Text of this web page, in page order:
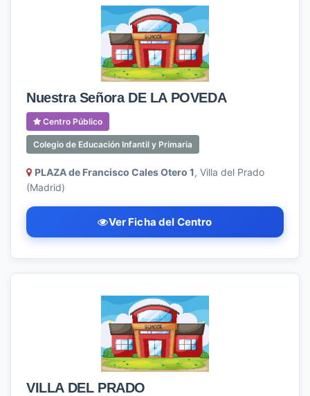
Nuestra Señora DE LA POVEDA
Centro Público
Colegio de Educación Infantil y Primaria
PLAZA de Francisco Cales Otero 1, Villa del Prado
(Madrid)
Ver Ficha del Centro
VILLA DEL PRADO